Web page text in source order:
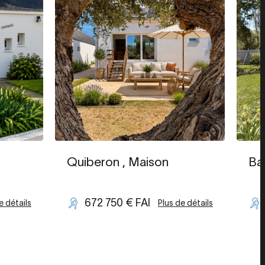
détails
Quiberon , Maison
672 750 € FAI Plus de détails